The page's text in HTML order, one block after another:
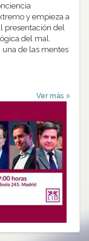
y empieza a
del
del mal.
una de las mentes
Ver más